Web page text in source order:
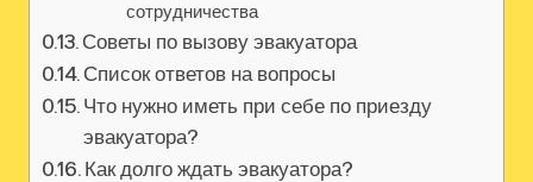
сотрудничества
Советы по вызову эвакуатора
Список ответов на вопросы
Что нужно иметь при себе по приезду
эвакуатора?
Как долго ждать эвакуатора?